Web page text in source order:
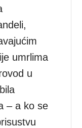
umrlima
u
– a ko se